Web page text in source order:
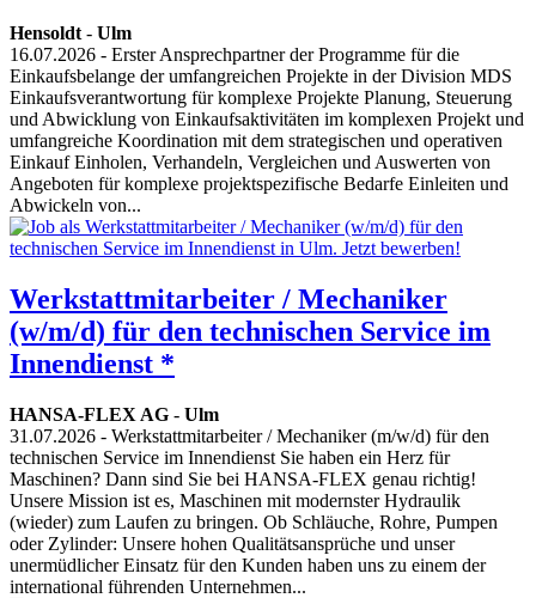
Hensoldt - Ulm
16.07.2026 - Erster Ansprechpartner der Programme für die
Einkaufsbelange der umfangreichen Projekte in der Division MDS
Einkaufsverantwortung für komplexe Projekte Planung, Steuerung
und Abwicklung von Einkaufsaktivitäten im komplexen Projekt und
umfangreiche Koordination mit dem strategischen und operativen
Einkauf Einholen, Verhandeln, Vergleichen und Auswerten von
Angeboten für komplexe projektspezifische Bedarfe Einleiten und
Abwickeln von...
Werkstattmitarbeiter / Mechaniker
(w/m/d) für den technischen Service im
Innendienst *
HANSA-FLEX AG - Ulm
31.07.2026 - Werkstattmitarbeiter / Mechaniker (m/w/d) für den
technischen Service im Innendienst Sie haben ein Herz für
Maschinen? Dann sind Sie bei HANSA-FLEX genau richtig!
Unsere Mission ist es, Maschinen mit modernster Hydraulik
(wieder) zum Laufen zu bringen. Ob Schläuche, Rohre, Pumpen
oder Zylinder: Unsere hohen Qualitätsansprüche und unser
unermüdlicher Einsatz für den Kunden haben uns zu einem der
international führenden Unternehmen...